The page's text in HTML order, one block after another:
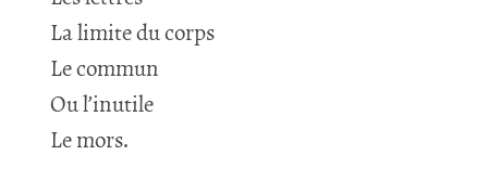
La limite du corps
Le commun
Ou l’inutile
Le mors.